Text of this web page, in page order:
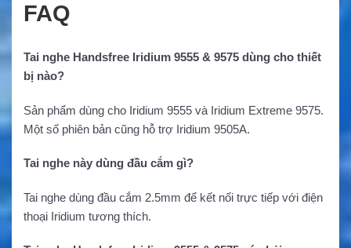
FAQ
Tai nghe Handsfree Iridium 9555 & 9575 dùng cho thiết
bị nào?
Sản phẩm dùng cho Iridium 9555 và Iridium Extreme 9575.
Một số phiên bản cũng hỗ trợ Iridium 9505A.
Tai nghe này dùng đầu cắm gì?
Tai nghe dùng đầu cắm 2.5mm để kết nối trực tiếp với điện
thoại Iridium tương thích.